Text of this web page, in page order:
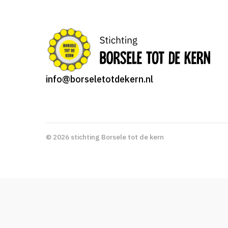
info@borseletotdekern.nl
© 2026 stichting Borsele tot de kern